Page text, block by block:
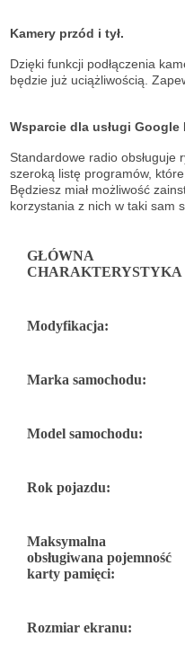
Kamery przód i tył.
Dzięki funkcji podłączenia
będzie już uciążliwością.
Wsparcie dla usługi Google
Standardowe radio obsługuje
szeroką listę programów,
Będziesz miał możliwość
korzystania z nich w taki sam
GŁÓWNA
CHARAKTERYSTYKA
Modyfikacja:
Marka samochodu:
Model samochodu:
Rok pojazdu:
Maksymalna
obsługiwana pojemność
karty pamięci:
Rozmiar ekranu: